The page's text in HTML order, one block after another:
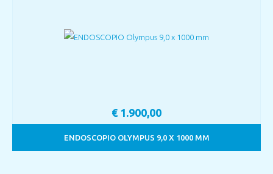
ENDOSCOPIO OLYMPUS 9,0 X 1000 MM
€ 1.900,00